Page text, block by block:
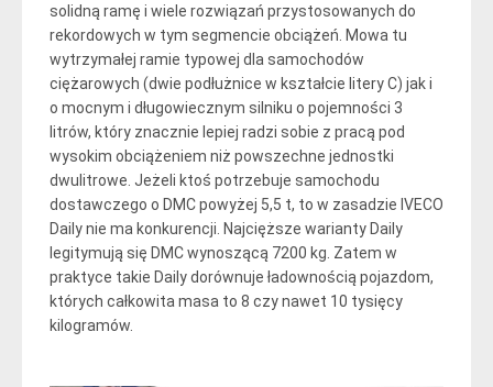
solidną ramę i wiele rozwiązań przystosowanych do
rekordowych w tym segmencie obciążeń. Mowa tu
wytrzymałej ramie typowej dla samochodów
ciężarowych (dwie podłużnice w kształcie litery C) jak i
o mocnym i długowiecznym silniku o pojemności 3
litrów, który znacznie lepiej radzi sobie z pracą pod
wysokim obciążeniem niż powszechne jednostki
dwulitrowe. Jeżeli ktoś potrzebuje samochodu
dostawczego o DMC powyżej 5,5 t, to w zasadzie IVECO
Daily nie ma konkurencji. Najcięższe warianty Daily
legitymują się DMC wynoszącą 7200 kg. Zatem w
praktyce takie Daily dorównuje ładownością pojazdom,
których całkowita masa to 8 czy nawet 10 tysięcy
kilogramów.